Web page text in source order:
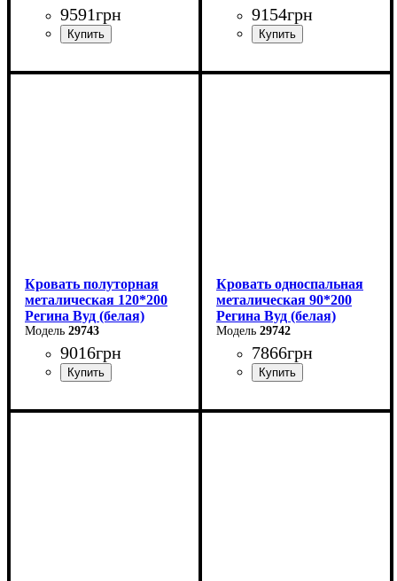
9591грн
Ширина: 180 см
9154грн
Ширина: 140 см
Кровать полуторная
металическая 120*200
Регина Вуд (белая)
29743
9016грн
Ширина: 120 см
Кровать односпальная
металическая 90*200
Регина Вуд (белая)
29742
7866грн
Ширина: 90 см